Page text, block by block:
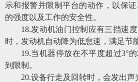
示和报警并限制平台的动作，以保
的强度以及工作的安全性。
18.发动机油门控制应有三挡速
时，发动机自动降为低怠速，满足节
19.当机器停放在不平度超过3°
到限制。
20.设备行走及回转时，会发出声